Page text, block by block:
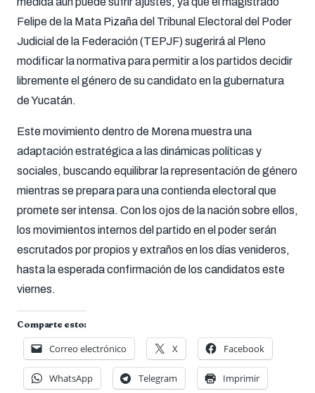
Felipe de la Mata Pizaña del Tribunal Electoral del Poder
Judicial de la Federación (TEPJF) sugerirá al Pleno
modificar la normativa para permitir a los partidos decidir
libremente el género de su candidato en la gubernatura
de Yucatán.
Este movimiento dentro de Morena muestra una
adaptación estratégica a las dinámicas políticas y
sociales, buscando equilibrar la representación de género
mientras se prepara para una contienda electoral que
promete ser intensa. Con los ojos de la nación sobre ellos,
los movimientos internos del partido en el poder serán
escrutados por propios y extraños en los días venideros,
hasta la esperada confirmación de los candidatos este
viernes.
Comparte esto:
Correo electrónico X Facebook
WhatsApp Telegram Imprimir